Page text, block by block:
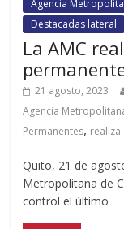
Agencia
Destacadas lateral
La AMC
21 agosto, 2023
Agencia
Permanentes, realiza
Quito, 21 de
Metropolitana de
control el último